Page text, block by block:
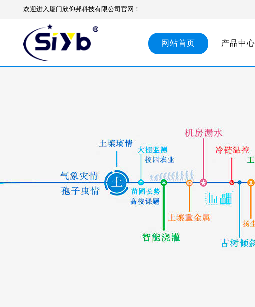
欢迎进入厦门欣仰邦科技有限公司官网！
网站首页 产品中心